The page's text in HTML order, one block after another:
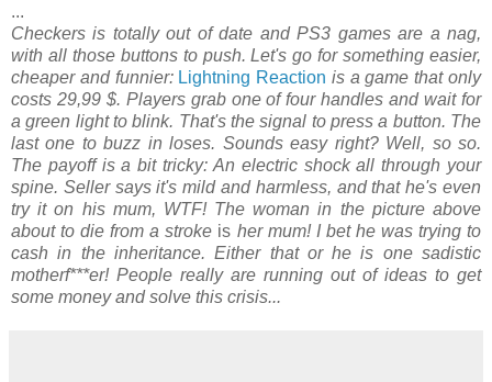
...
Checkers is totally out of date and PS3 games are a nag,
with all those buttons to push. Let's go for something easier,
cheaper and funnier: Lightning Reaction is a game that only
costs 29,99 $. Players grab one of four handles and wait for
a green light to blink. That's the signal to press a button. The
last one to buzz in loses. Sounds easy right? Well, so so.
The payoff is a bit tricky: An electric shock all through your
spine. Seller says it's mild and harmless, and that he's even
try it on his mum, WTF! The woman in the picture above
about to die from a stroke is her mum! I bet he was trying to
cash in the inheritance. Either that or he is one sadistic
motherf***er! People really are running out of ideas to get
some money and solve this crisis...